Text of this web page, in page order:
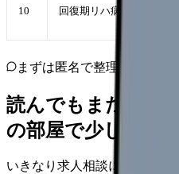
10 回復期リハ病棟
まずは匿名で整理
読んでもまだ苦し
の部屋で少し話し
いきなり求人相談には進みま